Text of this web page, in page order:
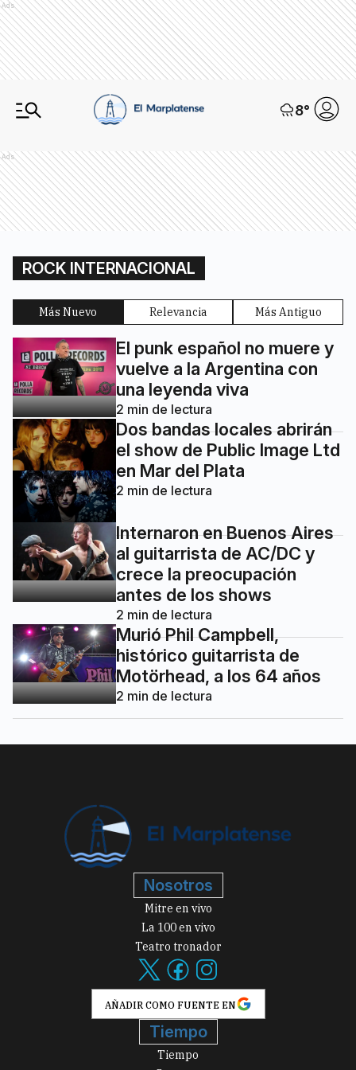
Ads
8°
Ads
ROCK INTERNACIONAL
Más Nuevo Relevancia Más Antiguo
El punk español no muere y
vuelve a la Argentina con
una leyenda viva
2 min de lectura
Dos bandas locales abrirán
el show de Public Image Ltd
en Mar del Plata
2 min de lectura
Internaron en Buenos Aires
al guitarrista de AC/DC y
crece la preocupación
antes de los shows
2 min de lectura
Murió Phil Campbell,
histórico guitarrista de
Motörhead, a los 64 años
2 min de lectura
Nosotros
Mitre en vivo
La 100 en vivo
Teatro tronador
AÑADIR COMO FUENTE EN
Tiempo
Tiempo